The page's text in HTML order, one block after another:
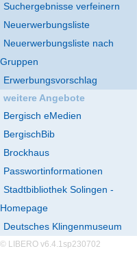
Suchergebnisse verfeinern
Neuerwerbungsliste
Neuerwerbungsliste nach
Gruppen
Erwerbungsvorschlag
weitere Angebote
Bergisch eMedien
BergischBib
Brockhaus
Passwortinformationen
Stadtbibliothek Solingen -
Homepage
Deutsches Klingenmuseum
© LIBERO v6.4.1sp230702